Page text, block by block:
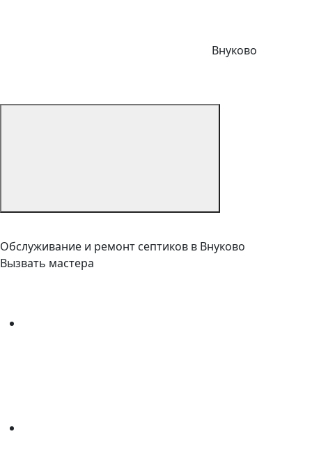
Внуково
Обслуживание и ремонт септиков в Внуково
Вызвать мастера